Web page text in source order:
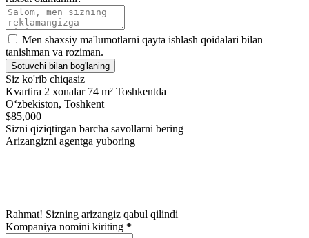
Men shaxsiy ma'lumotlarni qayta ishlash qoidalari bilan
tanishman va roziman.
Sotuvchi bilan bog'laning
Siz ko'rib chiqasiz
Kvartira 2 xonalar 74 m² Toshkentda
Oʻzbekiston, Toshkent
$85,000
Sizni qiziqtirgan barcha savollarni bering
Arizangizni agentga yuboring
Rahmat! Sizning arizangiz qabul qilindi
Kompaniya nomini kiriting *